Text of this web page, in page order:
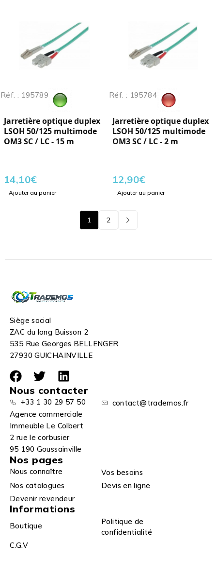
Réf. : 195789
Jarretière optique duplex
LSOH 50/125 multimode
OM3 SC / LC - 15 m
14,10€
Ajouter au panier
Réf. : 195784
Jarretière optique duplex
LSOH 50/125 multimode
OM3 SC / LC - 2 m
12,90€
Ajouter au panier
1 2
Siège social
ZAC du long Buisson 2
535 Rue Georges BELLENGER
27930 GUICHAINVILLE
Nous contacter
+33 1 30 29 57 50
contact@trademos.fr
Agence commerciale
Immeuble Le Colbert
2 rue le corbusier
95 190 Goussainville
Nos pages
Nous connaître
Vos besoins
Nos catalogues
Devis en ligne
Devenir revendeur
Informations
Boutique
Politique de
confidentialité
C.G.V